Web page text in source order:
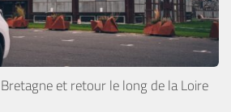
et retour le long de la Loire